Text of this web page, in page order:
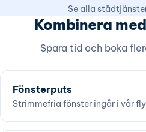
Se alla
Kombinera
Spara tid och boka
Fönsterputs
Strimmefria fönster ingår i vår